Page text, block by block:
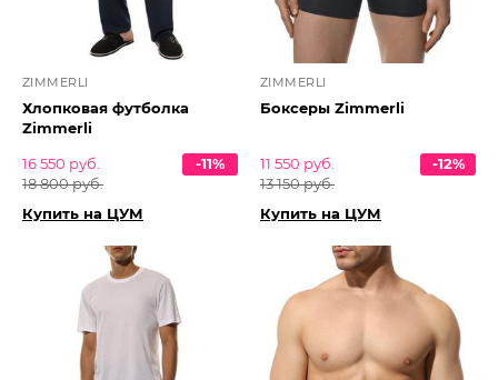
ZIMMERLI
Хлопковая футболка
Zimmerli
16 550 руб.
18 800 руб.
-11%
Купить на ЦУМ
ZIMMERLI
Боксеры Zimmerli
11 550 руб.
13 150 руб.
-12%
Купить на ЦУМ